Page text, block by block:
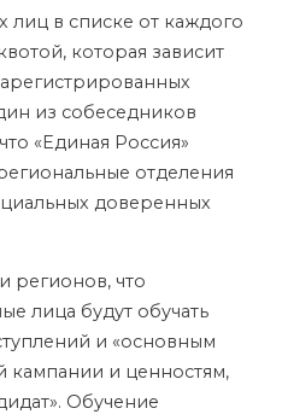
лиц в списке от каждого
которая зависит
из собеседников
«Единая Россия»
отделения
доверенных
регионов, что
лица будут обучать
и «основным
кампании и ценностям,
Обучение